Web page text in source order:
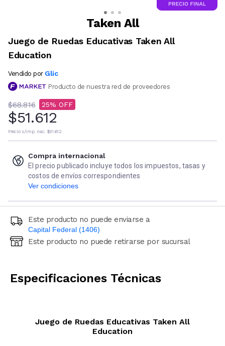
Taken All
Juego de Ruedas Educativas Taken All
Education
Vendido por Glic
Producto de nuestra red de proveedores
$68.816 25
$51.612
Precio s/imp. nac. $51.612
Compra internacional
El precio publicado incluye todos los impuestos, tasas y
costos de envíos correspondientes
Ver condiciones
Este producto no puede enviarse a
Capital Federal (1406)
Ingresá código postal (sólo números)
Este producto no puede retirarse por sucursal
Especificaciones Técnicas
Juego de Ruedas Educativas Taken All
Education